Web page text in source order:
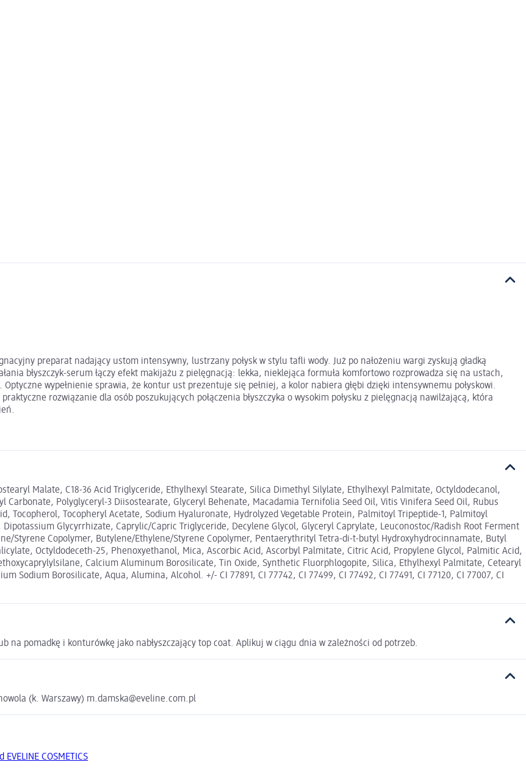
preparat nadający ustom intensywny, lustrzany połysk w stylu tafli wody. Już po nałożeniu wargi zyskują gładką
błyszczyk-serum łączy efekt makijażu z pielęgnacją: lekka, nieklejąca formuła komfortowo rozprowadza się na ustach,
wypełnienie sprawia, że kontur ust prezentuje się pełniej, a kolor nabiera głębi dzięki intensywnemu połyskowi.
rozwiązanie dla osób poszukujących połączenia błyszczyka o wysokim połysku z pielęgnacją nawilżającą, która
Malate, C18-36 Acid Triglyceride, Ethylhexyl Stearate, Silica Dimethyl Silylate, Ethylhexyl Palmitate, Octyldodecanol,
Carbonate, Polyglyceryl-3 Diisostearate, Glyceryl Behenate, Macadamia Ternifolia Seed Oil, Vitis Vinifera Seed Oil, Rubus
Tocopherol, Tocopheryl Acetate, Sodium Hyaluronate, Hydrolyzed Vegetable Protein, Palmitoyl Tripeptide-1, Palmitoyl
Glycyrrhizate, Caprylic/Capric Triglyceride, Decylene Glycol, Glyceryl Caprylate, Leuconostoc/Radish Root Ferment
Styrene Copolymer, Butylene/Ethylene/Styrene Copolymer, Pentaerythrityl Tetra-di-t-butyl Hydroxyhydrocinnamate, Butyl
Octyldodeceth-25, Phenoxyethanol, Mica, Ascorbic Acid, Ascorbyl Palmitate, Citric Acid, Propylene Glycol, Palmitic Acid,
Calcium Aluminum Borosilicate, Tin Oxide, Synthetic Fluorphlogopite, Silica, Ethylhexyl Palmitate, Cetearyl
Sodium Borosilicate, Aqua, Alumina, Alcohol. +/- CI 77891, CI 77742, CI 77499, CI 77492, CI 77491, CI 77120, CI 77007, CI
na pomadkę i konturówkę jako nabłyszczający top coat. Aplikuj w ciągu dnia w zależności od potrzeb.
(k. Warszawy) m.damska@eveline.com.pl
COSMETICS